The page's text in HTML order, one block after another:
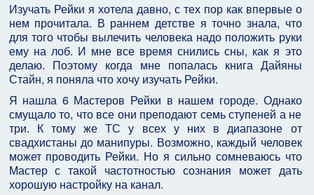
Изучать Рейки я хотела давно, с тех пор как впервые о
нем прочитала. В раннем детстве я точно знала, что
для того чтобы вылечить человека надо положить руки
ему на лоб. И мне все время снились сны, как я это
делаю. Поэтому когда мне попалась книга Дайяны
Стайн, я поняла что хочу изучать Рейки.
Я нашла 6 Мастеров Рейки в нашем городе. Однако
смущало то, что все они преподают семь ступеней а не
три. К тому же ТС у всех у них в диапазоне от
свадхистаны до манипуры. Возможно, каждый человек
может проводить Рейки. Но я сильно сомневаюсь что
Мастер с такой частотностью сознания может дать
хорошую настройку на канал.